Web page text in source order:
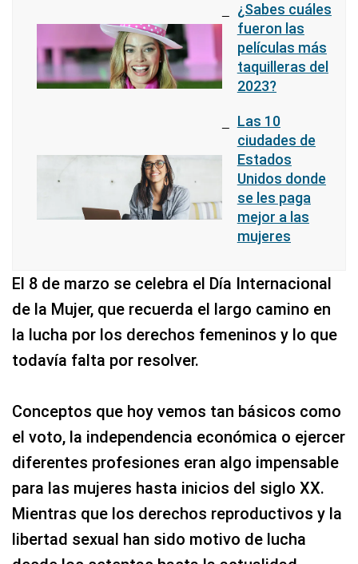
¿Sabes cuáles
fueron las
películas más
taquilleras del
2023?
Las 10
ciudades de
Estados
Unidos donde
se les paga
mejor a las
mujeres
El 8 de marzo se celebra el Día Internacional
de la Mujer, que recuerda el largo camino en
la lucha por los derechos femeninos y lo que
todavía falta por resolver.
Conceptos que hoy vemos tan básicos como
el voto, la independencia económica o ejercer
diferentes profesiones eran algo impensable
para las mujeres hasta inicios del siglo XX.
Mientras que los derechos reproductivos y la
libertad sexual han sido motivo de lucha